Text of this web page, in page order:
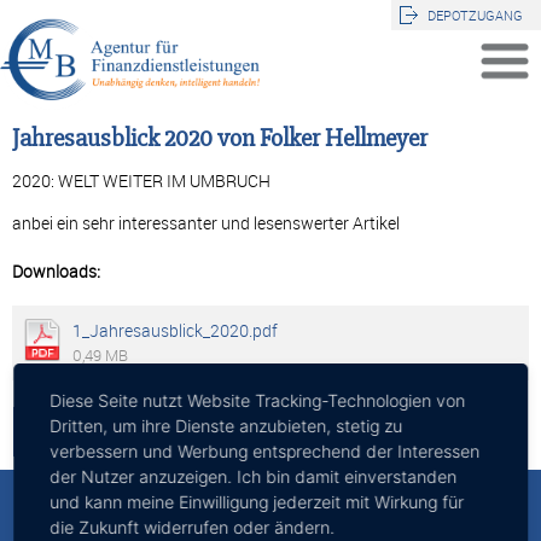
DEPOTZUGANG
Jahresausblick 2020 von Folker Hellmeyer
2020: WELT WEITER IM UMBRUCH
anbei ein sehr interessanter und lesenswerter Artikel
Downloads:
1_Jahresausblick_2020.pdf
0,49 MB
Zurück
MB - Agentur für Finanzdienstleistungen
Diese Seite nutzt Website Tracking-Technologien von
Dritten, um ihre Dienste anzubieten, stetig zu
verbessern und Werbung entsprechend der Interessen
der Nutzer anzuzeigen. Ich bin damit einverstanden
und kann meine Einwilligung jederzeit mit Wirkung für
die Zukunft widerrufen oder ändern.